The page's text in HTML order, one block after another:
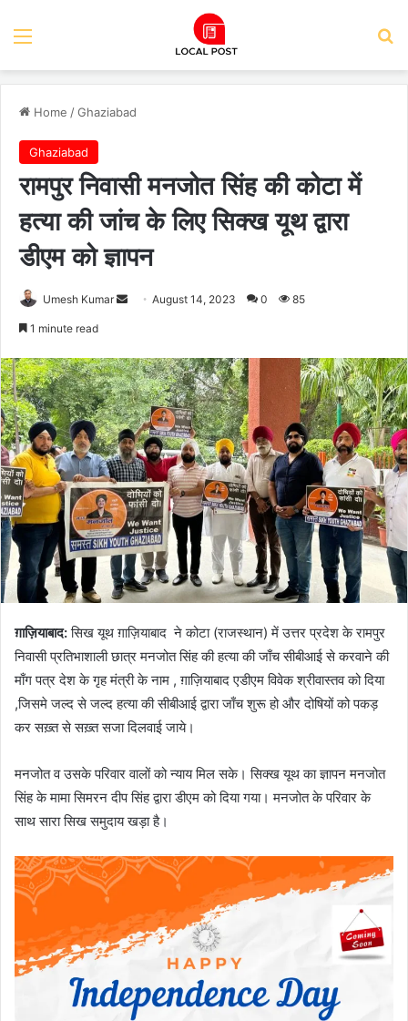
Menu
Home /Ghaziabad
Ghaziabad
रामपुर निवासी मनजोत सिंह की कोटा में
हत्या की जांच के लिए सिक्ख यूथ द्वारा
डीएम को ज्ञापन
Umesh Kumar
SendAugust 14, 2023 0 85
1 minute read
ग़ाज़ियाबाद:सिख यूथ ग़ाज़ियाबाद ने कोटा (राजस्थान) में उत्तर प्रदेश के रामपुर
निवासी प्रतिभाशाली छात्र मनजोत सिंह की हत्या की जाँच सीबीआई से करवाने की
माँग पत्र देश के गृह मंत्री के नाम , ग़ाज़ियाबाद एडीएम विवेक श्रीवास्तव को दिया
,जिसमे जल्द से जल्द हत्या की सीबीआई द्वारा जाँच शुरू हो और दोषियों को पकड़
कर सख़्त से सख़्त सजा दिलवाई जाये।
मनजोत व उसके परिवार वालों को न्याय मिल सके। सिक्ख यूथ का ज्ञापन मनजोत
सिंह के मामा सिमरन दीप सिंह द्वारा डीएम को दिया गया। मनजोत के परिवार के
साथ सारा सिख समुदाय खड़ा है।